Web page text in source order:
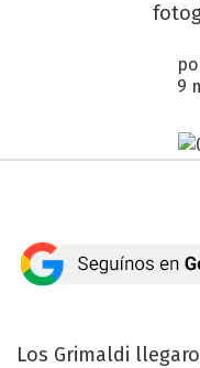
9
Los Grimaldi